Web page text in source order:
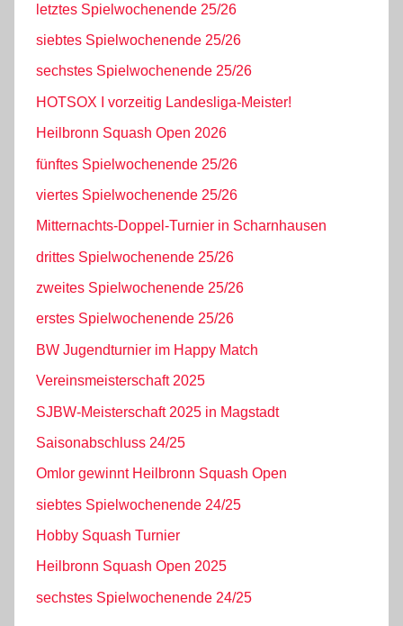
letztes Spielwochenende 25/26
siebtes Spielwochenende 25/26
sechstes Spielwochenende 25/26
HOTSOX I vorzeitig Landesliga-Meister!
Heilbronn Squash Open 2026
fünftes Spielwochenende 25/26
viertes Spielwochenende 25/26
Mitternachts-Doppel-Turnier in Scharnhausen
drittes Spielwochenende 25/26
zweites Spielwochenende 25/26
erstes Spielwochenende 25/26
BW Jugendturnier im Happy Match
Vereinsmeisterschaft 2025
SJBW-Meisterschaft 2025 in Magstadt
Saisonabschluss 24/25
Omlor gewinnt Heilbronn Squash Open
siebtes Spielwochenende 24/25
Hobby Squash Turnier
Heilbronn Squash Open 2025
sechstes Spielwochenende 24/25